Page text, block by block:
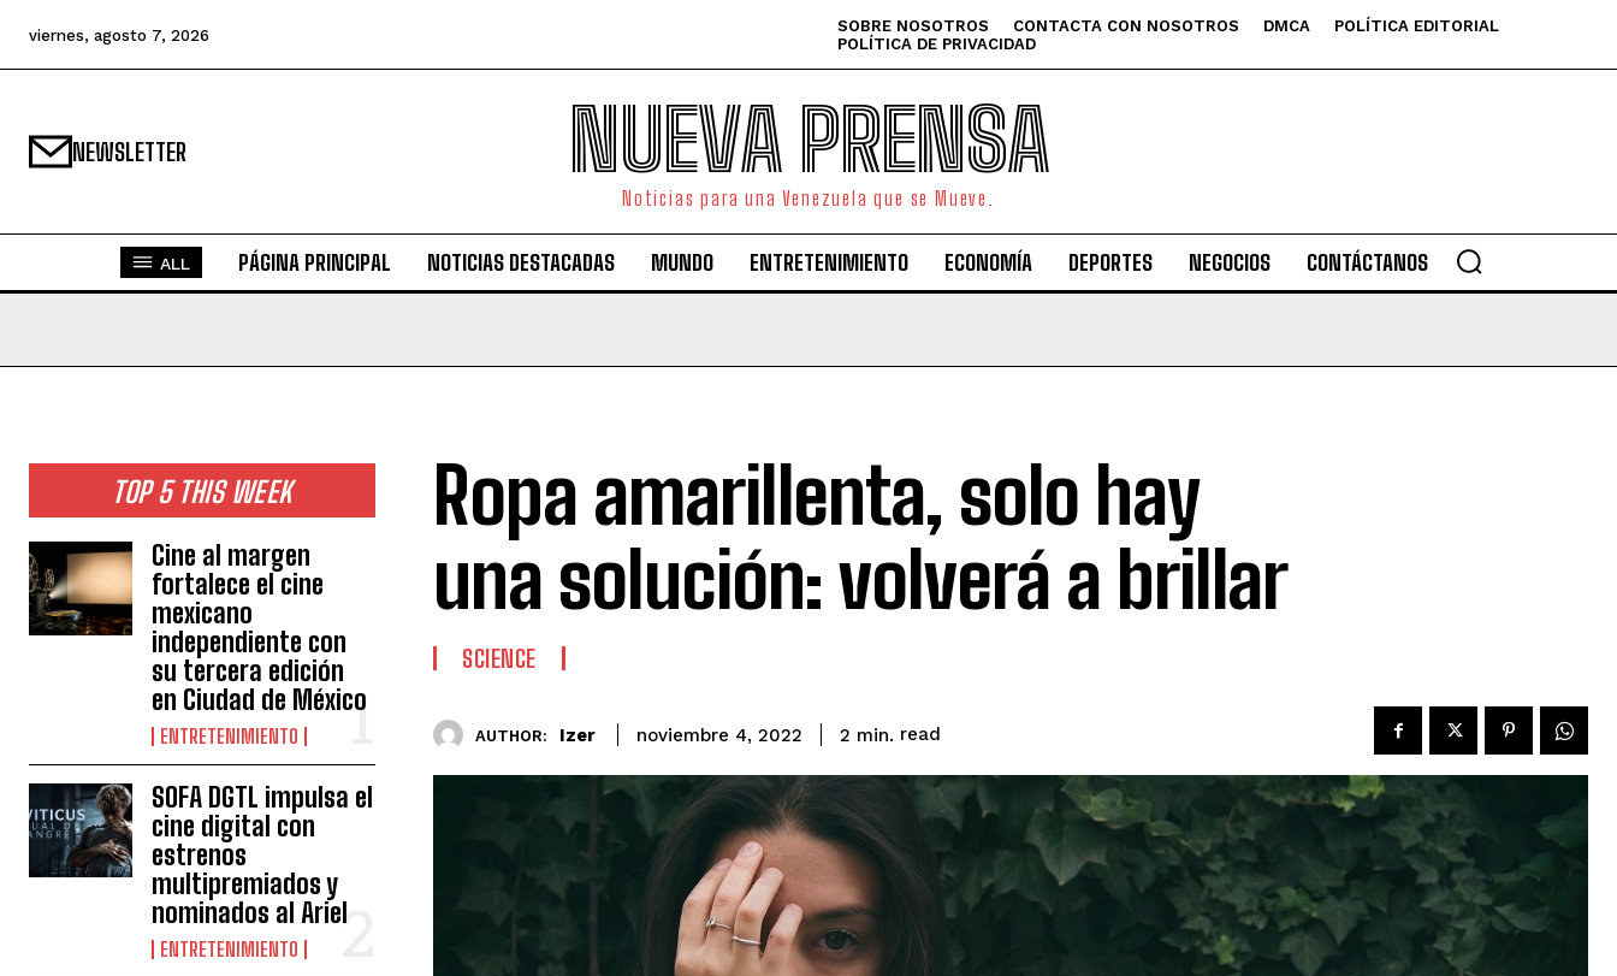
viernes, agosto 7, 2026 SOBRE NOSOTROS CONTACTA CON NOSOTROS DMCA
POLÍTICA EDITORIAL
POLÍTICA DE PRIVACIDAD
NEWSLETTER NUEVA PRENSA
Noticias para una Venezuela que se Mueve.
ALL PÁGINA PRINCIPAL NOTICIAS DESTACADAS MUNDO ENTRETENIMIENTO ECONOMÍA DEPORTES NEGOCIOS CONTÁCTANOS
TOP 5 THIS WEEK
Cine al margen
fortalece el cine
mexicano
independiente con
su tercera edición
en Ciudad de México
ENTRETENIMIENTO
SOFA DGTL impulsa el
cine digital con
estrenos
multipremiados y
nominados al Ariel
ENTRETENIMIENTO
Ropa amarillenta, solo hay
una solución: volverá a brillar
SCIENCE
AUTHOR: Izer noviembre 4, 2022 2 min. read